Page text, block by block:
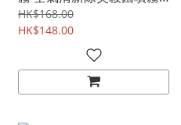
300ml 幼兒及寵物抗流感
新型冠狀病毒專用|滅菌|
除菌|抗菌|防流感|手足口
病|金黃葡萄球菌|防霉|除
HK$168.00
HK$148.00